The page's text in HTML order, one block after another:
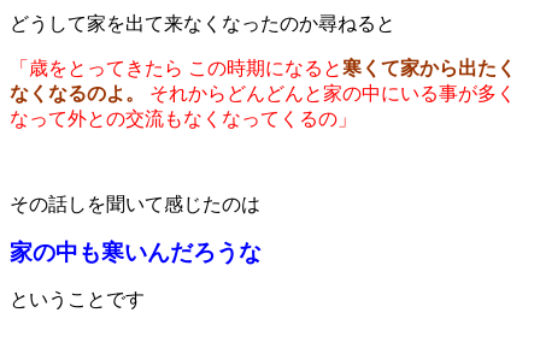
どうして家を出て来なくなったのか尋ねると
「歳をとってきたら この時期になると寒くて家から出たく
なくなるのよ 。
それからどんどんと家の中にいる事が多く
なって外との交流もなくなってくるの」
その話しを聞いて感じたのは
家の中も寒いんだろうな
ということです